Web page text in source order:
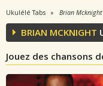
Ukulélé Tabs Brian Mcknight
BRIAN MCKNIGHT
Jouez des chansons